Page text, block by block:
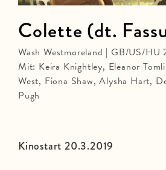
Kinostart 20.3.2019
Colette (dt.
Wash Westmoreland | GB/US/HU
Mit: Keira Knightley, Eleanor
West, Fiona Shaw, Alysha Hart,
Pugh